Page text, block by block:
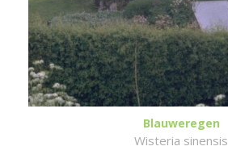
Blauweregen
Wisteria sinensis